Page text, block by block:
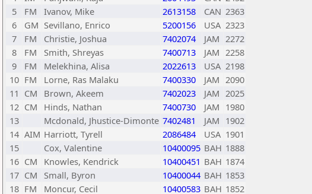
5
FM Ivanov, Mike 2613158 CAN 2363
6
GM Sevillano, Enrico 5200156 USA 2323
7
FM Christie, Joshua 7402074 JAM 2272
8
FM Smith, Shreyas 7400713 JAM 2258
9
FM Melekhina, Alisa 2022613 USA 2198
10 FM Lorne, Ras Malaku 7400330 JAM 2090
11 CM Brown, Akeem 7402023 JAM 2025
12 CM Hinds, Nathan 7400730 JAM 1980
13
Mcdonald, Jhustice-Dimonte 7402481 JAM 1902
14 AIM Harriott, Tyrell 2086484 USA 1901
15
Cox, Valentine 10400095 BAH 1888
16 CM Knowles, Kendrick 10400451 BAH 1874
17 CM Small, Byron 10400044 BAH 1853
18 FM Moncur, Cecil 10400583 BAH 1852